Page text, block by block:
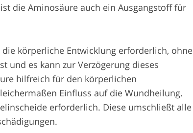
die Aminosäure auch ein Ausgangstoff für
körperliche Entwicklung erforderlich, ohne
und es kann zur Verzögerung dieses
hilfreich für den körperlichen
Einfluss auf die Wundheilung.
erforderlich. Diese umschließt alle